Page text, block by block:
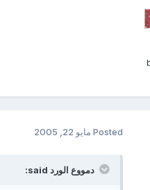
Posted مايو 22, 2005
دمووع الورد said: